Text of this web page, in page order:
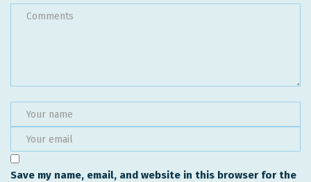
Save my name, email, and website in this browser for the